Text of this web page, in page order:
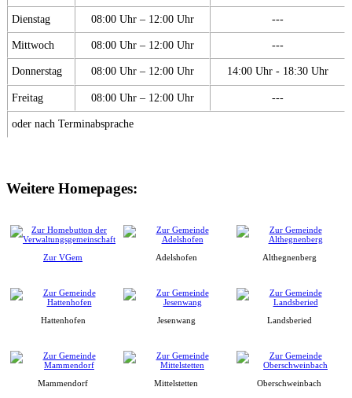
Dienstag 08:00 Uhr – 12:00 Uhr ---
Mittwoch 08:00 Uhr – 12:00 Uhr ---
Donnerstag 08:00 Uhr – 12:00 Uhr 14:00 Uhr - 18:30 Uhr
Freitag 08:00 Uhr – 12:00 Uhr ---
oder nach Terminabsprache
Weitere Homepages:
Zur VGem Adelshofen Althegnenberg
Hattenhofen Jesenwang Landsberied
Mammendorf Mittelstetten Oberschweinbach